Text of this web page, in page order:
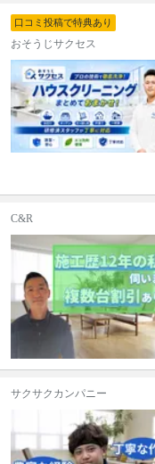
口コミ投稿で特典あり
おそうじサクセス
C&R
サクサクカンパニー